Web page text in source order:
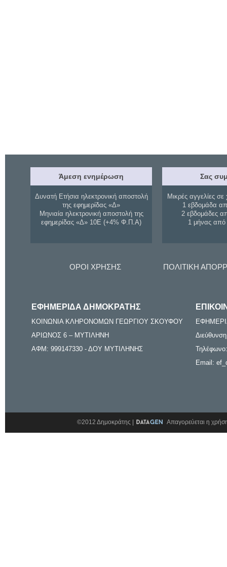
Άμεση ενημέρωση
Δυνατή Ετήσια ηλεκτρονική αποστολή
της εφημερίδας «Δ»
Μηνιαία ηλεκτρονική αποστολή της
εφημερίδας «Δ» 10Ε (+4% Φ.Π.Α)
Σας
Μικρές αγγελίες σε
1 εβδομάδα
2 εβδομάδες
1 μήνας
ΟΡΟΙ ΧΡΗΣΗΣ ΠΟΛΙΤΙΚΗ
ΕΦΗΜΕΡΙΔΑ ΔΗΜΟΚΡΑΤΗΣ
ΚΟΙΝΩΝΙΑ ΚΛΗΡΟΝΟΜΩΝ ΓΕΩΡΓΙΟΥ ΣΚΟΥΦΟΥ
ΑΡΙΩΝΟΣ 6 – ΜΥΤΙΛΗΝΗ
ΑΦΜ: 999147330 - ΔΟΥ ΜΥΤΙΛΗΝΗΣ
Email:
©2012 Δημοκράτης | Απαγορεύεται η